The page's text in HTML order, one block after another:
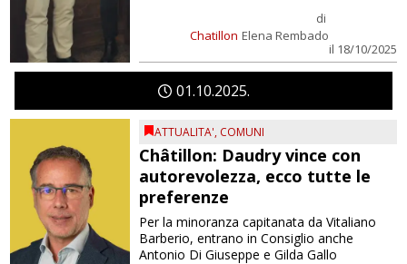
Chatillon
di
Elena Rembado
il 18/10/2025
01 10 2025
ATTUALITA', COMUNI
Châtillon: Daudry vince con
autorevolezza, ecco tutte le
preferenze
Per la minoranza capitanata da Vitaliano
Barberio, entrano in Consiglio anche
Antonio Di Giuseppe e Gilda Gallo